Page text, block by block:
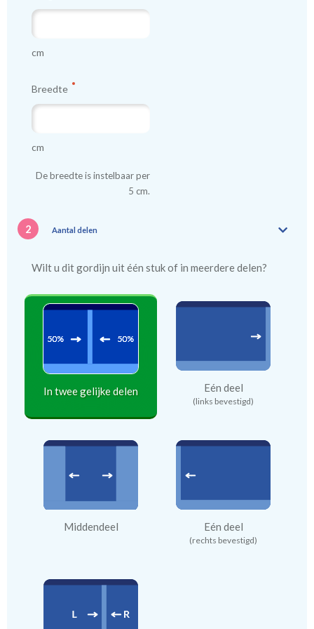
cm
Breedte
cm
De breedte is instelbaar per
5 cm.
2 Aantal delen
Wilt u dit gordijn uit één stuk of in meerdere delen?
In twee gelijke delen Eén deel
(links bevestigd)
Middendeel Eén deel
(rechts bevestigd)